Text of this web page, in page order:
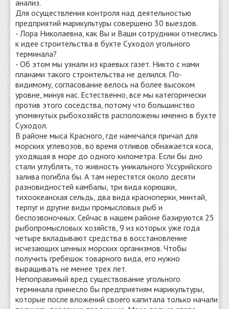
анализ.
Для осуществления контроля над деятельностью
предприятий марикультуры совершено 30 выездов.
- Лора Николаевна, как Вы и Ваши сотрудники отнеслись
к идее строительства в бухте Суходол угольного
терминала?
- Об этом мы узнали из краевых газет. Никто с нами
планами такого строительства не делился. По-
видимому, согласование велось на более высоком
уровне, минуя нас. Естественно, все мы категорически
против этого соседства, потому что большинство
упомянутых рыбохозяйств расположены именно в бухте
Суходол.
В районе мыса Красного, где намечался причал для
морских углевозов, во время отливов обнажается коса,
уходящая в море до одного километра. Если бы дно
стали углублять, то живность уникального Уссурийского
залива погибла бы. А там нерестятся около десяти
разновидностей камбалы, три вида корюшки,
тихоокеанская сельдь, два вида красноперки, минтай,
терпуг и другие виды промысловых рыб и
беспозвоночных. Сейчас в нашем районе базируются 25
рыбопромысловых хозяйств, 9 из которых уже года
четыре вкладывают средства в восстановление
исчезающих ценных морских организмов. Чтобы
получить гребешок товарного вида, его нужно
выращивать не менее трех лет.
Непоправимый вред существование угольного
терминала принесло бы предприятиям марикультуры,
которые после вложений своего капитала только начали